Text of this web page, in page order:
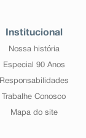
Institucional
Nossa história
Especial 90 Anos
Responsabilidades
Trabalhe Conosco
Mapa do site